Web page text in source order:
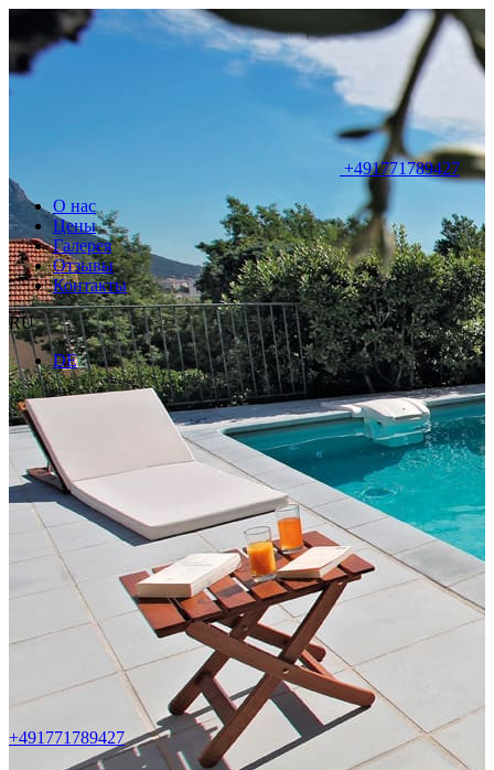
+491771789427
О нас
Цены
Галерея
Отзывы
Контакты
RU
DE
+491771789427